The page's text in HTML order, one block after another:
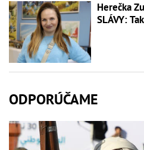
Herečka
SLÁVY:
ODPORÚČAME